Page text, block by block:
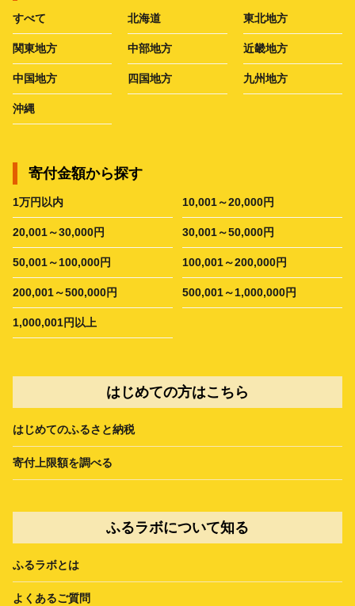
すべて 北海道 東北地方
関東地方 中部地方 近畿地方
中国地方 四国地方 九州地方
沖縄
寄付金額から探す
1万円以内 10,001～20,000円
20,001～30,000円 30,001～50,000円
50,001～100,000円 100,001～200,000円
200,001～500,000円 500,001～1,000,000円
1,000,001円以上
はじめての方はこちら
はじめてのふるさと納税
寄付上限額を調べる
ふるラボについて知る
ふるラボとは
よくあるご質問